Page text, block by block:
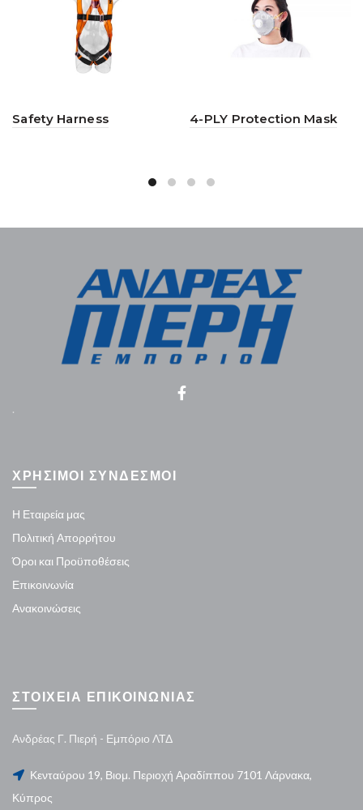
Safety Harness 4-PLY Protection Mask
.
ΧΡΗΣΙΜΟΙ ΣΥΝΔΕΣΜΟΙ
Η Εταιρεία μας
Πολιτική Απορρήτου
Όροι και Προϋποθέσεις
Επικοινωνία
Ανακοινώσεις
ΣΤΟΙΧΕΙΑ ΕΠΙΚΟΙΝΩΝΙΑΣ
Ανδρέας Γ. Πιερή - Εμπόριο ΛΤΔ
Κενταύρου 19, Βιομ. Περιοχή Αραδίππου 7101 Λάρνακα,
Κύπρος